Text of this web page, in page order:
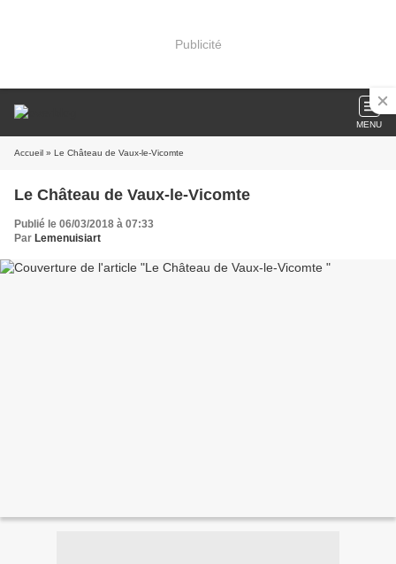
Publicité
MENU
Accueil » Le Château de Vaux-le-Vicomte
Le Château de Vaux-le-Vicomte
Publié le 06/03/2018 à 07:33
Par Lemenuisiart